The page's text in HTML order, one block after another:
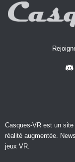
Casques-VR est un
réalité augmentée.
jeux VR.